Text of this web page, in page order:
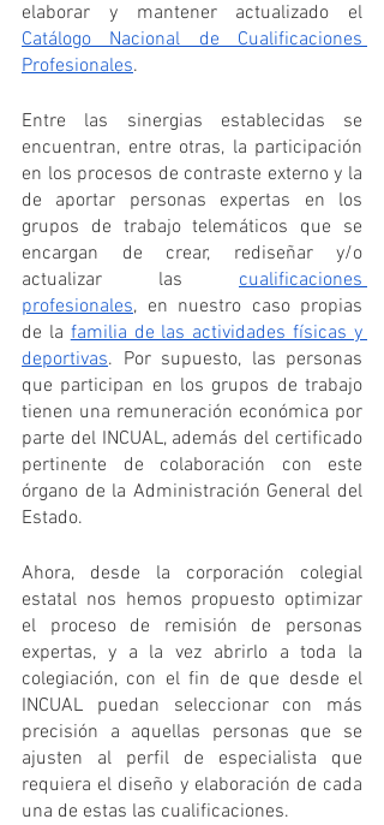
Catálogo Nacional de Cualificaciones
Profesionales.
Entre las sinergias establecidas se
encuentran, entre otras, la participación
en los procesos de contraste externo y la
de aportar personas expertas en los
grupos de trabajo telemáticos que se
encargan de crear, rediseñar y/o
actualizar las cualificaciones
profesionales, en nuestro caso propias
de la familia de las actividades físicas y
deportivas. Por supuesto, las personas
que participan en los grupos de trabajo
tienen una remuneración económica por
parte del INCUAL, además del certificado
pertinente de colaboración con este
órgano de la Administración General del
Estado.
Ahora, desde la corporación colegial
estatal nos hemos propuesto optimizar
el proceso de remisión de personas
expertas, y a la vez abrirlo a toda la
colegiación, con el fin de que desde el
INCUAL puedan seleccionar con más
precisión a aquellas personas que se
ajusten al perfil de especialista que
requiera el diseño y elaboración de cada
una de estas las cualificaciones.